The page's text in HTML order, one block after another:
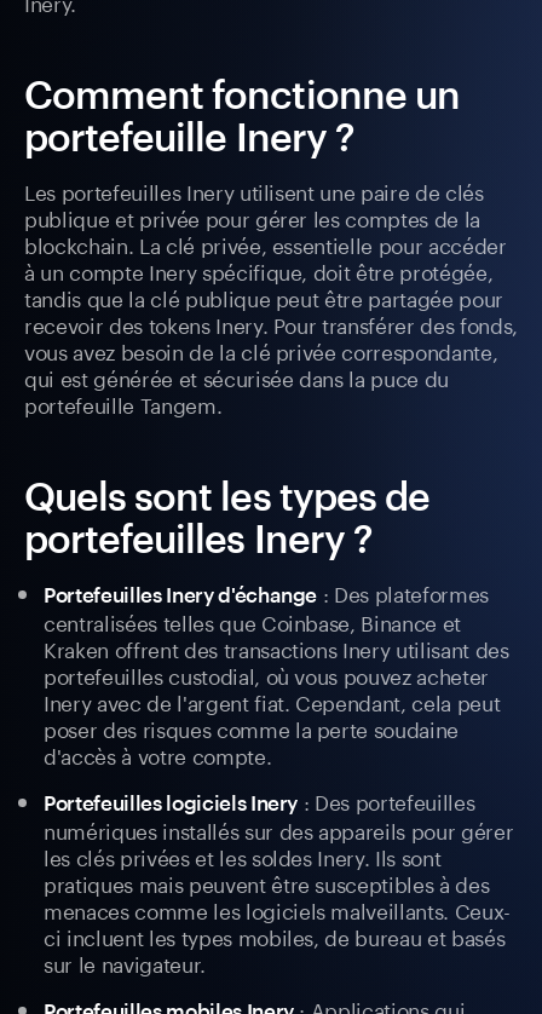
Comment fonctionne un
portefeuille Inery ?
Les portefeuilles Inery utilisent une paire de clés
publique et privée pour gérer les comptes de la
blockchain. La clé privée, essentielle pour accéder
à un compte Inery spécifique, doit être protégée,
tandis que la clé publique peut être partagée pour
recevoir des tokens Inery. Pour transférer des fonds,
vous avez besoin de la clé privée correspondante,
qui est générée et sécurisée dans la puce du
portefeuille Tangem.
Quels sont les types de
portefeuilles Inery ?
Portefeuilles Inery d'échange : Des plateformes
centralisées telles que Coinbase, Binance et
Kraken offrent des transactions Inery utilisant des
portefeuilles custodial, où vous pouvez acheter
Inery avec de l'argent fiat. Cependant, cela peut
poser des risques comme la perte soudaine
d'accès à votre compte.
Portefeuilles logiciels Inery : Des portefeuilles
numériques installés sur des appareils pour gérer
les clés privées et les soldes Inery. Ils sont
pratiques mais peuvent être susceptibles à des
menaces comme les logiciels malveillants. Ceux-
ci incluent les types mobiles, de bureau et basés
sur le navigateur.